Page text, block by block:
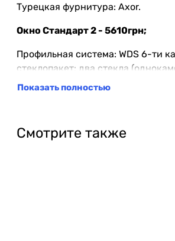
Турецкая фурнитура: Axor.
Окно Стандарт 2 - 5610грн;
Профильная система: WDS 6-ти
стеклопакет: два стекла
Турецкая фурнитура: Axor.
Профильная система: WDS 7-ми
стеклопакет: два стекла
Показать полностью
Смотрите также